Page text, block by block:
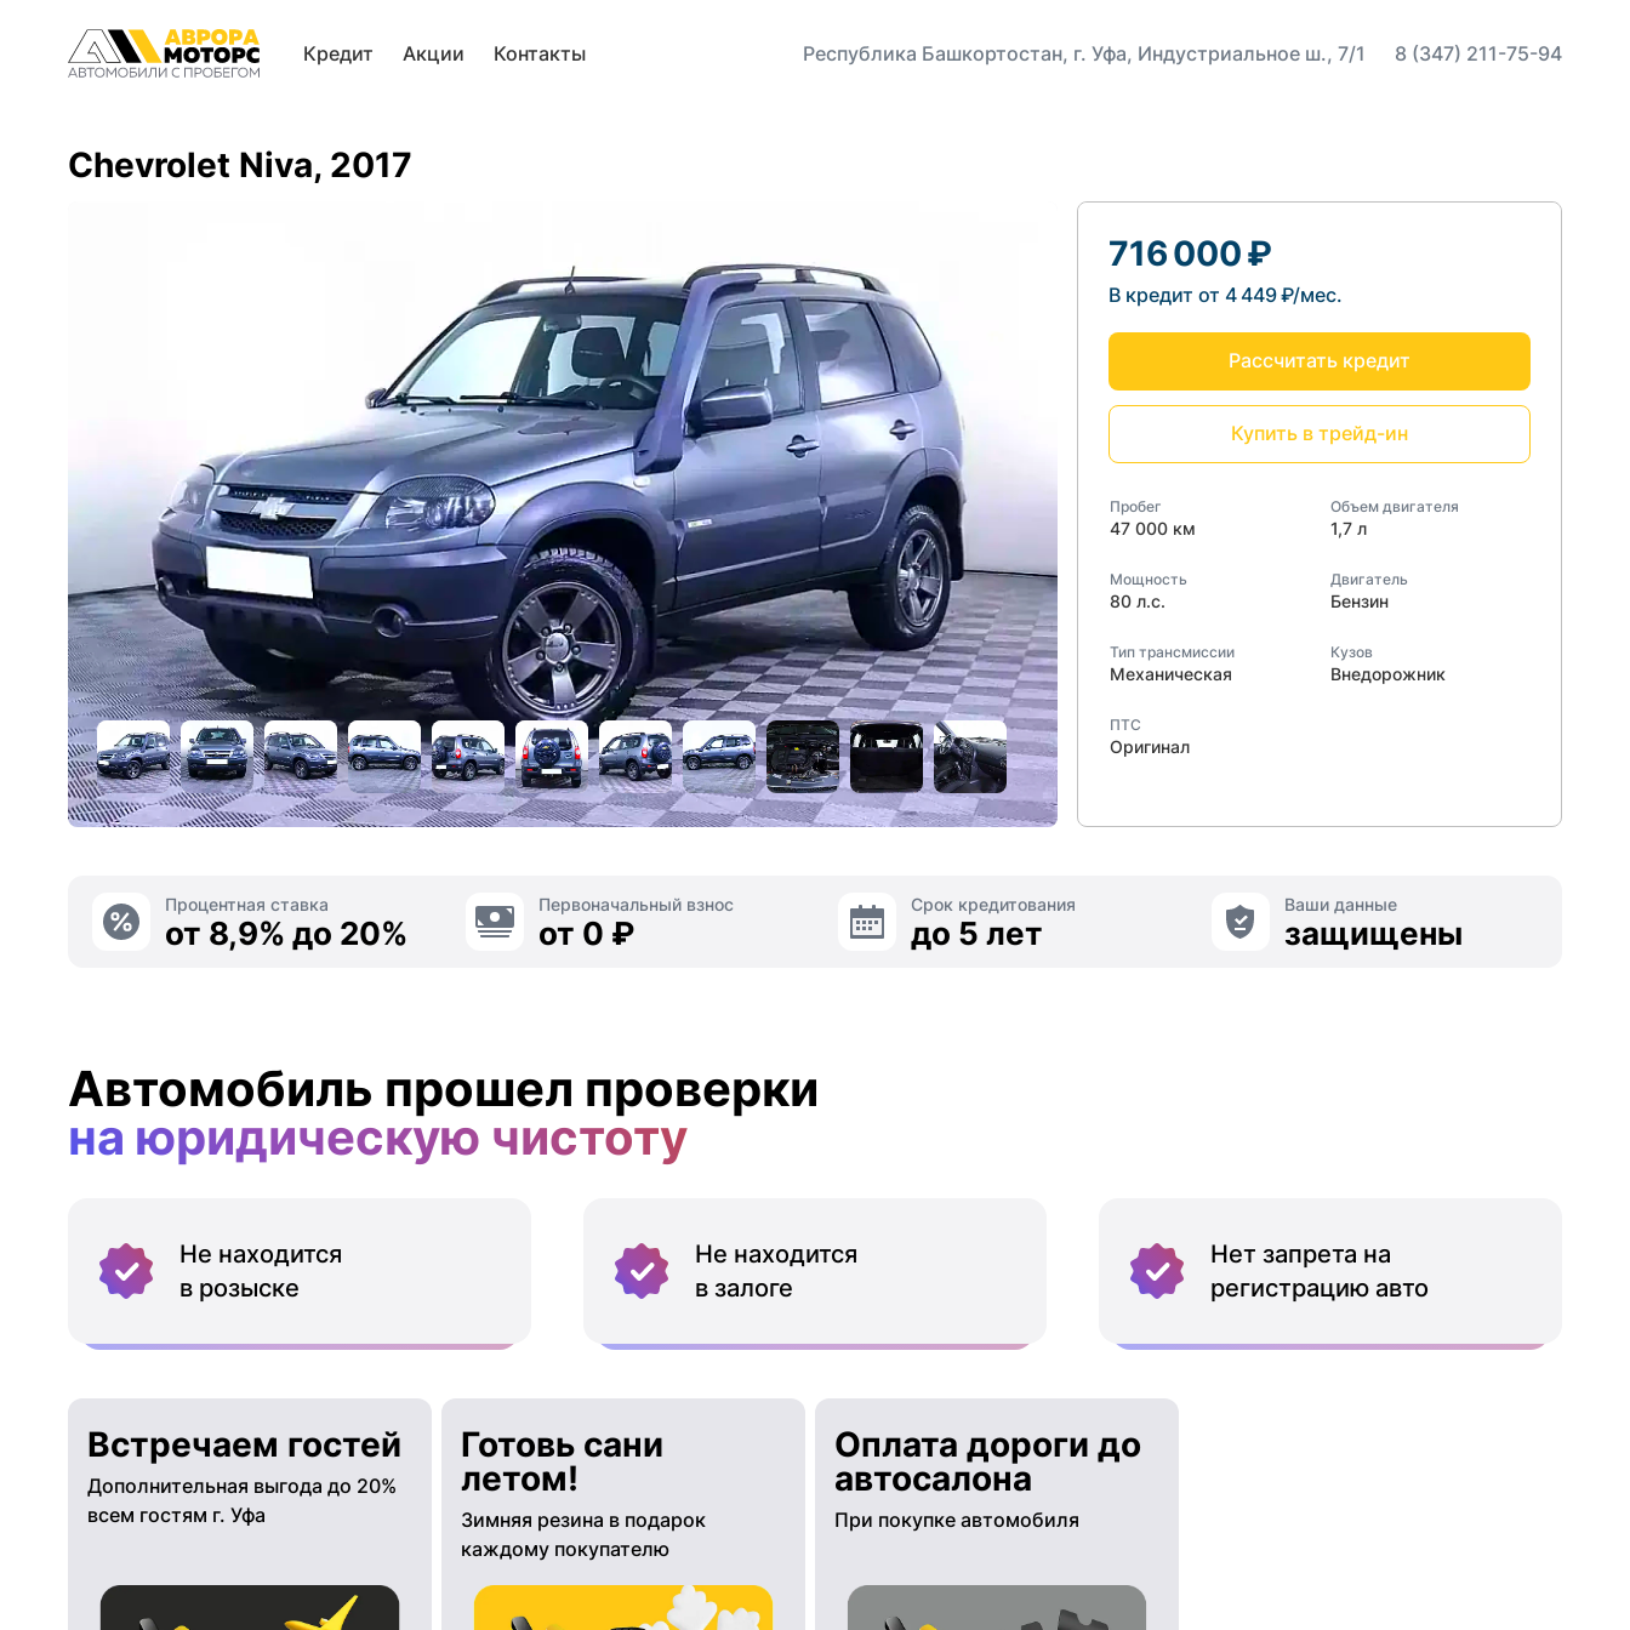
Кредит Акции Контакты Республика Башкортостан, г. Уфа, Индустриальное ш., 7/1 8 (347) 211-75-94
Chevrolet Niva, 2017
716 000 ₽
В кредит от 4 449 ₽/мес.
Рассчитать кредит
Купить в трейд-ин
Пробег
47 000 км
Объем двигателя
1,7 л
Мощность
80 л.с.
Двигатель
Бензин
Тип трансмиссии
Механическая
Кузов
Внедорожник
ПТС
Оригинал
Процентная ставка
от 8,9% до 20%
Первоначальный взнос
от 0 ₽
Срок кредитования
до 5 лет
Ваши данные
защищены
Автомобиль прошел проверки
на юридическую чистоту
Не находится
в розыске
Не находится
в залоге
Нет запрета на
регистрацию авто
Встречаем гостей
Дополнительная выгода до 20%
всем гостям г. Уфа
Готовь сани
летом!
Зимняя резина в подарок
каждому покупателю
Оплата дороги до
автосалона
При покупке автомобиля